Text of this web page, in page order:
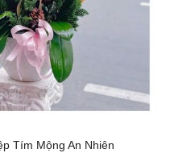
Tím Mộng An Nhiên